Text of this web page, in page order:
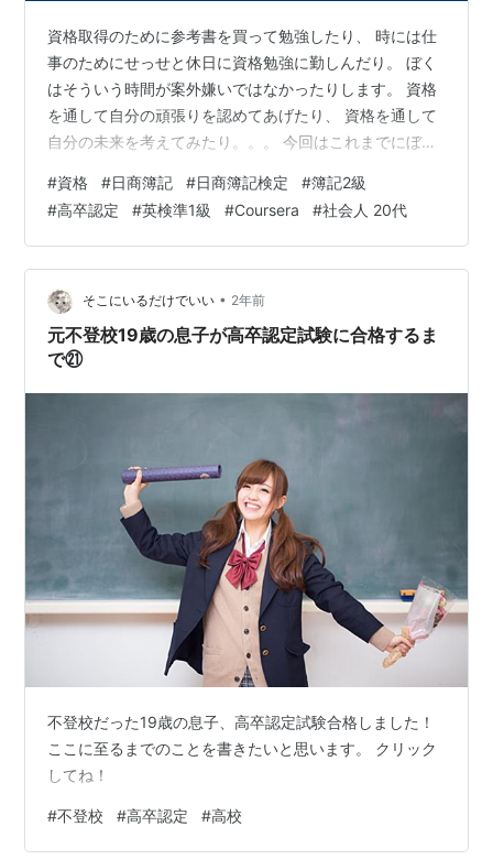
資格取得のために参考書を買って勉強したり、 時には仕
事のためにせっせと休日に資格勉強に勤しんだり。 ぼく
はそういう時間が案外嫌いではなかったりします。 資格
を通して自分の頑張りを認めてあげたり、 資格を通して
自分の未来を考えてみたり。。。 今回はこれまでにぼく
た資格全部 ( ○ 高卒認定 ○ 英検準1級 ○ 日商簿記2級 ○
(coursera) IBM Data Science Professional ○ ケアストレ
スカウンセラー ○ IT系資格色々 ) 2. 社会に出て役に立っ
た資格 3. 今後取りたい資格 1. 1. 高卒認定試…
#資格 #日商簿記 #日商簿記検定 #簿記2級
#高卒認定 #英検準1級 #Coursera #社会人 20代
そこにいるだけでいい • 2年前
元不登校19歳の息子が高卒認定試験に合格するま
で㉑
不登校だった19歳の息子、高卒認定試験合格しました！
ここに至るまでのことを書きたいと思います。 クリック
してね！
#不登校 #高卒認定 #高校